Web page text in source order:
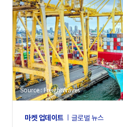
Source : FreightWaves
마켓 업데이트 글로벌 뉴스